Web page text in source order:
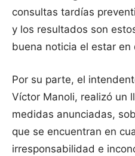
consultas tardías
y los resultados son
buena noticia el estar en
Por su parte, el
Víctor Manoli, realizó un
medidas anunciadas,
que se encuentran en
irresponsabilidad e